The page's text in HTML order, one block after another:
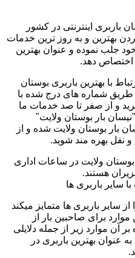
باربری اینترنتی در کشور
بهترین و به روز ترین خدمات
جلب نموده و عنوان بهترین
اختصاص دهد.
با بهترین باربری بوستان
طریق شماره های درج شده با
و از صفر تا صد خدمات ما
بار بوستان ولایت"
بار بوستان ولایت شده و از
نقل بهره مند شوید.
ولایت در ساعات اداری
هستند.
سایر باربری ها
سایر باربری ها متمایز میکند
برای صاحبین بار از
آن موارد زیر از جمله دلایلی
عنوان بهترین باربری در